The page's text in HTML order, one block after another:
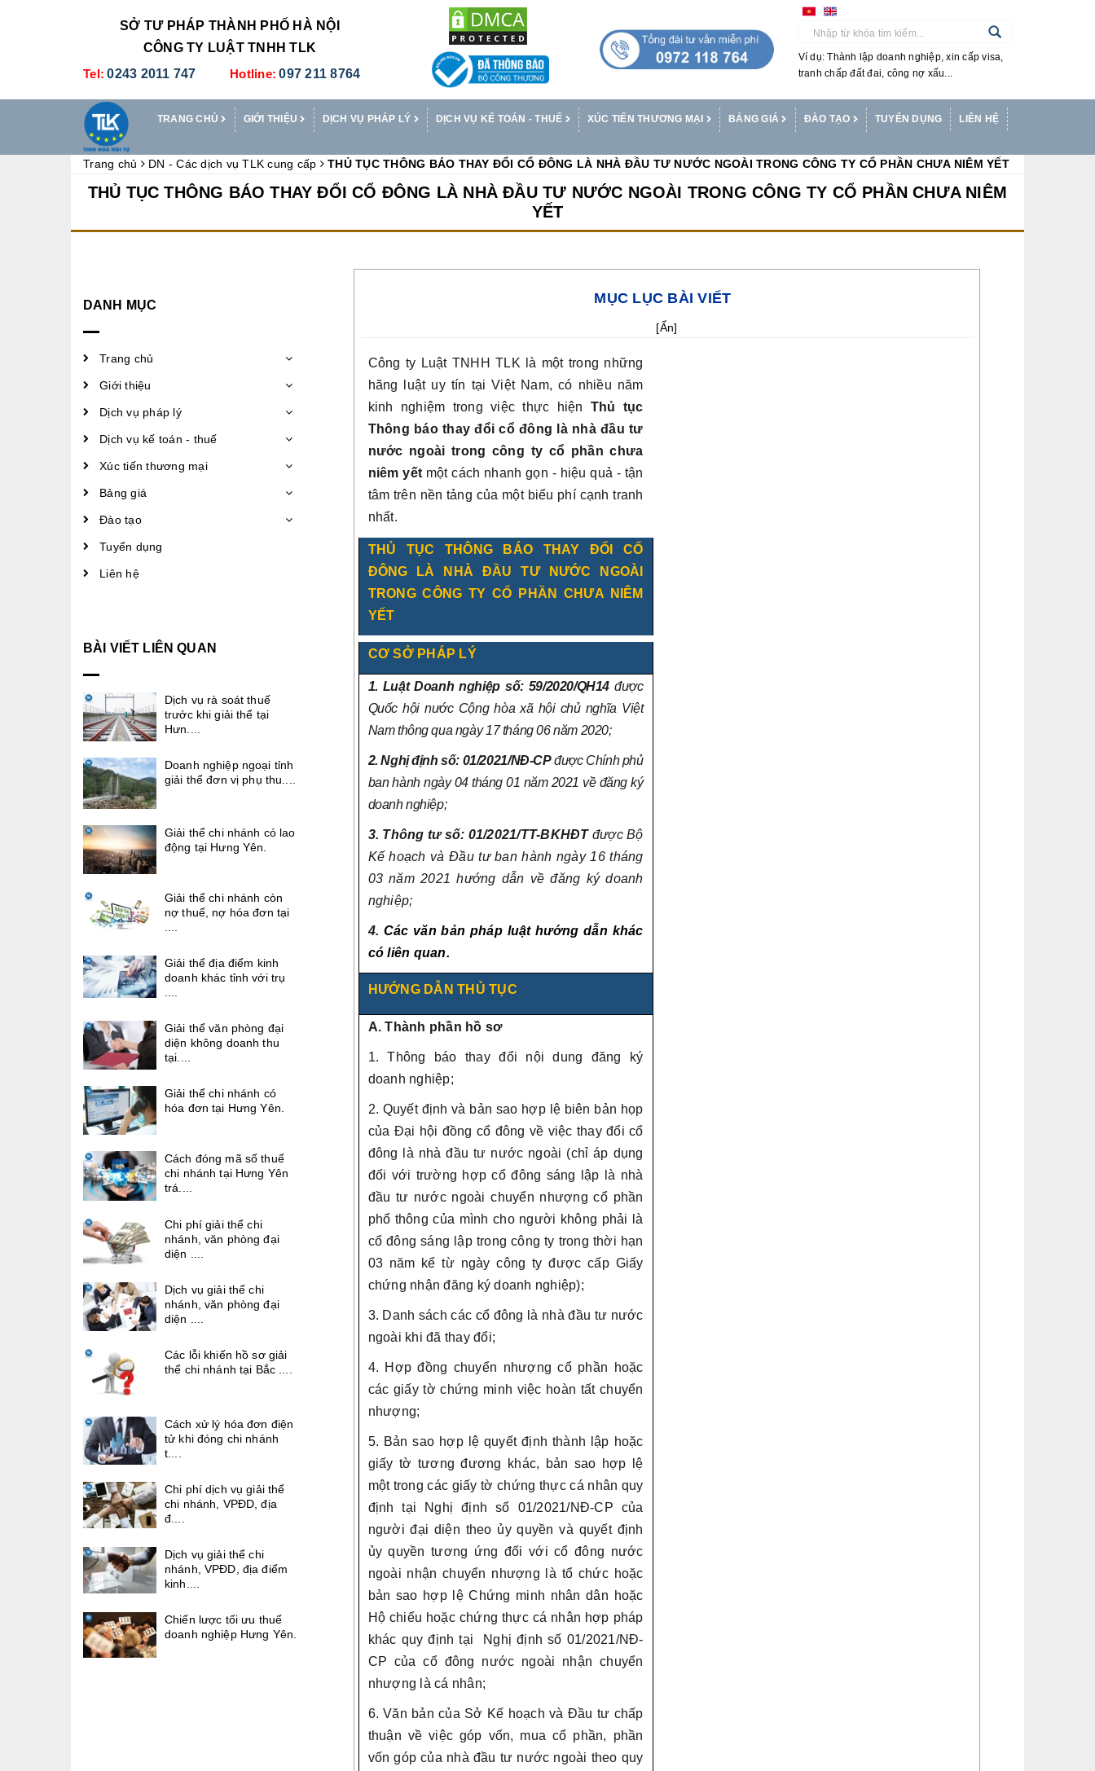
SỞ TƯ PHÁP THÀNH PHỐ HÀ NỘI
CÔNG TY LUẬT TNHH TLK
Tel: 0243 2011 747 Hotline: 097 211 8764
Ví dụ: Thành lập doanh nghiệp, xin cấp visa,
tranh chấp đất đai, công nợ xấu...
TRANG CHỦ GIỚI THIỆU DỊCH VỤ PHÁP LÝ DỊCH VỤ KẾ TOÁN - THUẾ XÚC TIẾN THƯƠNG MẠI BẢNG GIÁ ĐÀO TẠO TUYỂN DỤNG LIÊN HỆ
Trang chủ DN - Các dịch vụ TLK cung cấp THỦ TỤC THÔNG BÁO THAY ĐỔI CỔ ĐÔNG LÀ NHÀ ĐẦU TƯ NƯỚC NGOÀI TRONG CÔNG TY CỔ PHẦN CHƯA NIÊM YẾT
THỦ TỤC THÔNG BÁO THAY ĐỔI CỔ ĐÔNG LÀ NHÀ ĐẦU TƯ NƯỚC NGOÀI TRONG CÔNG TY CỔ PHẦN CHƯA NIÊM
YẾT
MỤC LỤC BÀI VIẾT
[Ẩn]
Công ty Luật TNHH TLK là một trong những
hãng luật uy tín tại Việt Nam, có nhiều năm
kinh nghiệm trong việc thực hiện Thủ tục
Thông báo thay đổi cổ đông là nhà đầu tư
nước ngoài trong công ty cổ phần chưa
niêm yết một cách nhanh gọn - hiệu quả - tận
tâm trên nền tảng của một biểu phí cạnh tranh
nhất.
THỦ TỤC THÔNG BÁO THAY ĐỔI CỔ
ĐÔNG LÀ NHÀ ĐẦU TƯ NƯỚC NGOÀI
TRONG CÔNG TY CỔ PHẦN CHƯA NIÊM
YẾT
CƠ SỞ PHÁP LÝ
1. Luật Doanh nghiệp số: 59/2020/QH14được
Quốc hội nước Cộng hòa xã hội chủ nghĩa Việt
Nam thông qua ngày 17 tháng 06 năm 2020;
2. Nghị định số: 01/2021/NĐ-CP được Chính phủ
ban hành ngày 04 tháng 01 năm 2021 về đăng ký
doanh nghiệp;
3. Thông tư số: 01/2021/TT-BKHĐTđược Bộ
Kế hoạch và Đầu tư ban hành ngày 16 tháng
03 năm 2021 hướng dẫn về đăng ký doanh
nghiệp;
4. Các văn bản pháp luật hướng dẫn khác
có liên quan.
HƯỚNG DẪN THỦ TỤC
A. Thành phần hồ sơ
1. Thông báo thay đổi nội dung đăng ký
doanh nghiệp;
2. Quyết định và bản sao hợp lệ biên bản họp
của Đại hội đồng cổ đông về việc thay đổi cổ
đông là nhà đầu tư nước ngoài (chỉ áp dụng
đối với trường hợp cổ đông sáng lập là nhà
đầu tư nước ngoài chuyển nhượng cổ phần
phổ thông của mình cho người không phải là
cổ đông sáng lập trong công ty trong thời hạn
03 năm kể từ ngày công ty được cấp Giấy
chứng nhận đăng ký doanh nghiệp);
3. Danh sách các cổ đông là nhà đầu tư nước
ngoài khi đã thay đổi;
4. Hợp đồng chuyển nhượng cổ phần hoặc
các giấy tờ chứng minh việc hoàn tất chuyển
nhượng;
5. Bản sao hợp lệ quyết định thành lập hoặc
giấy tờ tương đương khác, bản sao hợp lệ
một trong các giấy tờ chứng thực cá nhân quy
định tại Nghị định số 01/2021/NĐ-CP của
người đại diện theo ủy quyền và quyết định
ủy quyền tương ứng đối với cổ đông nước
ngoài nhận chuyển nhượng là tổ chức hoặc
bản sao hợp lệ Chứng minh nhân dân hoặc
Hộ chiếu hoặc chứng thực cá nhân hợp pháp
khác quy định tại Nghị định số 01/2021/NĐ-
CP của cổ đông nước ngoài nhận chuyển
nhượng là cá nhân;
6. Văn bản của Sở Kế hoạch và Đầu tư chấp
thuận về việc góp vốn, mua cổ phần, phần
vốn góp của nhà đầu tư nước ngoài theo quy
DANH MỤC
Trang chủ
Giới thiệu
Dịch vụ pháp lý
Dịch vụ kế toán - thuế
Xúc tiến thương mại
Bảng giá
Đào tạo
Tuyển dụng
Liên hệ
BÀI VIẾT LIÊN QUAN
Dịch vụ rà soát thuế
trước khi giải thể tại
Hưn....
Doanh nghiệp ngoại tỉnh
giải thể đơn vị phụ thu....
Giải thể chi nhánh có lao
động tại Hưng Yên.
Giải thể chi nhánh còn
nợ thuế, nợ hóa đơn tại
Giải thể địa điểm kinh
doanh khác tỉnh với trụ
Giải thể văn phòng đại
diện không doanh thu
tại....
Giải thể chi nhánh có
hóa đơn tại Hưng Yên.
Cách đóng mã số thuế
chi nhánh tại Hưng Yên
trá....
Chi phí giải thể chi
nhánh, văn phòng đại
diện ....
Dịch vụ giải thể chi
nhánh, văn phòng đại
diện ....
Các lỗi khiến hồ sơ giải
thể chi nhánh tại Bắc ....
Cách xử lý hóa đơn điện
tử khi đóng chi nhánh
t....
Chi phí dịch vụ giải thể
chi nhánh, VPĐD, địa
đ....
Dịch vụ giải thể chi
nhánh, VPĐD, địa điểm
kinh....
Chiến lược tối ưu thuế
doanh nghiệp Hưng Yên.